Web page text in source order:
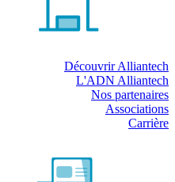
Découvrir Alliantech
L'ADN Alliantech
Nos partenaires
Associations
Carrière